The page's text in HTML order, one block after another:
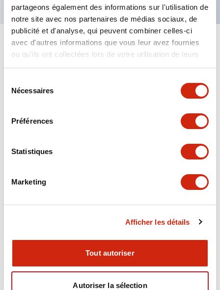
partageons également des informations sur l'utilisation de
notre site avec nos partenaires de médias sociaux, de
publicité et d'analyse, qui peuvent combiner celles-ci
avec d'autres informations que vous leur avez fournies
ou qu'ils ont collectées lors de votre utilisation de leurs
services.
Nécessaires
Préférences
Statistiques
Marketing
Afficher les détails
Tout autoriser
Autoriser la sélection
Spécifications
Aesthetic Specifications
Electrical Specifications (rated illuminated
Mechanical Specifications
Documents et fichiers